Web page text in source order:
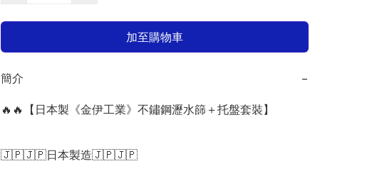
加至購物車
簡介 −
🔥🔥【日本製《金伊工業》不鏽鋼瀝水篩＋托盤套裝】
🇯🇵🇯🇵日本製造🇯🇵🇯🇵